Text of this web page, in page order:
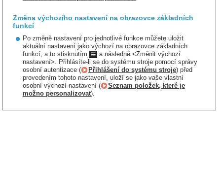
Změna výchozího nastavení na obrazovce základních
funkcí
Po změně nastavení pro jednotlivé funkce můžete uložit
aktuální nastavení jako výchozí na obrazovce základních
funkcí, a to stisknutím
a následně <Změnit výchozí
nastavení>. Přihlásíte-li se do systému stroje pomocí správy
osobní autentizace (
Přihlášení do systému stroje) před
provedením tohoto nastavení, uloží se jako vaše vlastní
osobní výchozí nastavení (
Seznam položek, které je
možno personalizovat).